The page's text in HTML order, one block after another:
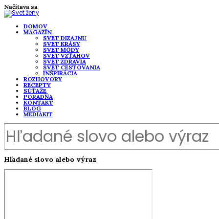
Načítava sa
DOMOV
MAGAZÍN
SVET DIZAJNU
SVET KRÁSY
SVET MÓDY
SVET VZŤAHOV
SVET ZDRAVIA
SVET CESTOVANIA
INŠPIRÁCIA
ROZHOVORY
RECEPTY
SÚŤAŽE
PORADŇA
KONTAKT
BLOG
MEDIAKIT
Hľadané slovo alebo výraz